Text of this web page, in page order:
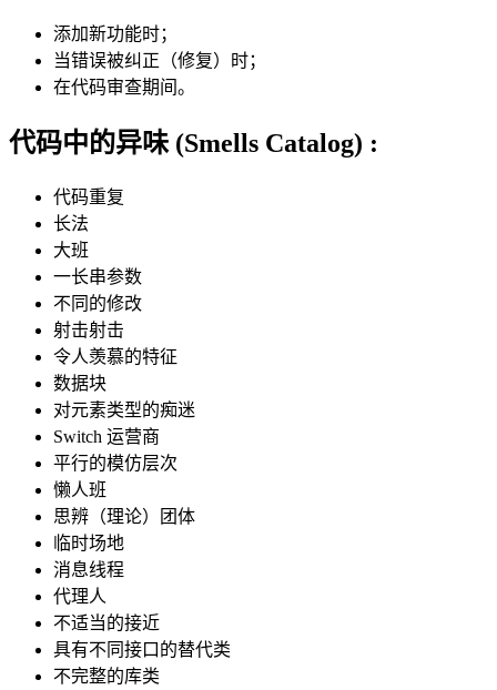
添加新功能时；
当错误被纠正（修复）时；
在代码审查期间。
代码中的异味 (Smells Catalog) :
代码重复
长法
大班
一长串参数
不同的修改
射击射击
令人羡慕的特征
数据块
对元素类型的痴迷
Switch 运营商
平行的模仿层次
懒人班
思辨（理论）团体
临时场地
消息线程
代理人
不适当的接近
具有不同接口的替代类
不完整的库类